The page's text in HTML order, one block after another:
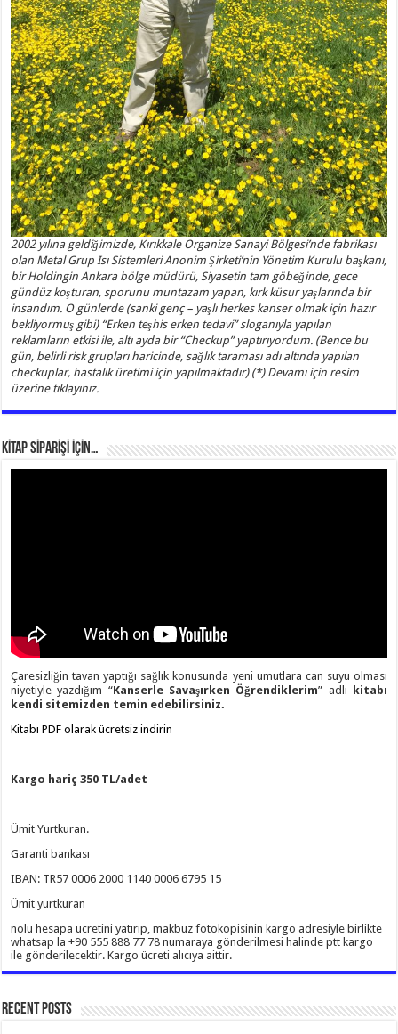
2002 yılına geldiğimizde, Kırıkkale Organize Sanayi Bölgesi’nde fabrikası
olan Metal Grup Isı Sistemleri Anonim Şirketi’nin Yönetim Kurulu başkanı,
bir Holdingin Ankara bölge müdürü, Siyasetin tam göbeğinde, gece
gündüz koşturan, sporunu muntazam yapan, kırk küsur yaşlarında bir
insandım. O günlerde (sanki genç – yaşlı herkes kanser olmak için hazır
bekliyormuş gibi) “Erken teşhis erken tedavi” sloganıyla yapılan
reklamların etkisi ile, altı ayda bir “Checkup” yaptırıyordum. (Bence bu
gün, belirli risk grupları haricinde, sağlık taraması adı altında yapılan
checkuplar, hastalık üretimi için yapılmaktadır) (*) Devamı için resim
üzerine tıklayınız.
KİTAP SİPARİŞİ İÇİN…
Çaresizliğin tavan yaptığı sağlık konusunda yeni umutlara can suyu olması
niyetiyle yazdığım “Kanserle Savaşırken Öğrendiklerim” adlı kitabı
kendi sitemizden temin edebilirsiniz.
Kitabı PDF olarak ücretsiz indirin
Kargo hariç 350 TL/adet
Ümit Yurtkuran.
Garanti bankası
IBAN: TR57 0006 2000 1140 0006 6795 15
Ümit yurtkuran
nolu hesapa ücretini yatırıp, makbuz fotokopisinin kargo adresiyle birlikte
whatsap la +90 555 888 77 78 numaraya gönderilmesi halinde ptt kargo
ile gönderilecektir. Kargo ücreti alıcıya aittir.
Recent Posts